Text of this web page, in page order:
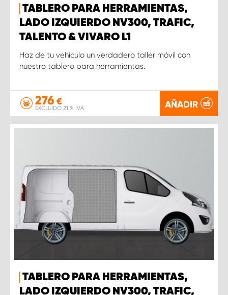
TABLERO PARA HERRAMIENTAS,
LADO IZQUIERDO NV300, TRAFIC,
TALENTO & VIVARO L1
Haz de tu vehículo un verdadero taller móvil con
nuestro tablero para herramientas.
276 €
EXCLUIDO 21 % IVA AÑADIR
TABLERO PARA HERRAMIENTAS,
LADO IZQUIERDO NV300, TRAFIC,